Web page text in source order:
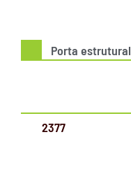
Porta estrutural
2377